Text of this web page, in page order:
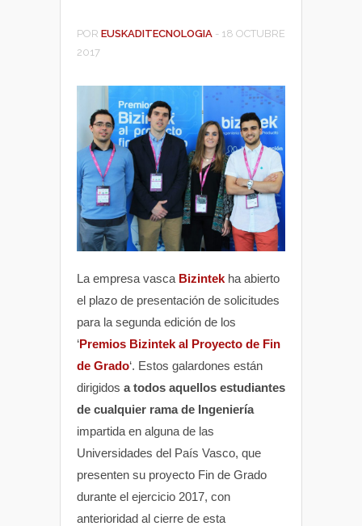
POR EUSKADITECNOLOGIA - 18 OCTUBRE
2017
La empresa vasca Bizintek ha abierto
el plazo de presentación de solicitudes
para la segunda edición de los
‘Premios Bizintek al Proyecto de Fin
de Grado‘. Estos galardones están
dirigidos a todos aquellos estudiantes
de cualquier rama de Ingeniería
impartida en alguna de las
Universidades del País Vasco, que
presenten su proyecto Fin de Grado
durante el ejercicio 2017, con
anterioridad al cierre de esta